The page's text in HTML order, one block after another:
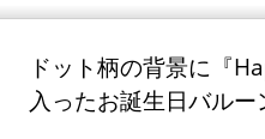
ドット柄の背景に『
入ったお誕生日バルー